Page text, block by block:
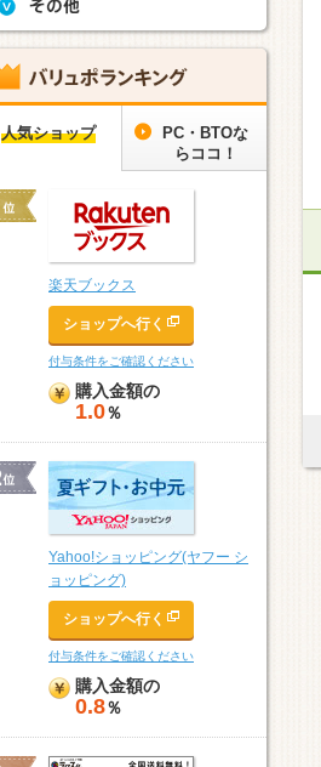
人気ショップ
PC・BTOな
らココ！
楽天ブックス
ショップへ行く
付与条件をご確認ください
購入金額の
1.0％
Yahoo!ショッピング(ヤフー シ
ョッピング)
ショップへ行く
付与条件をご確認ください
購入金額の
0.8％